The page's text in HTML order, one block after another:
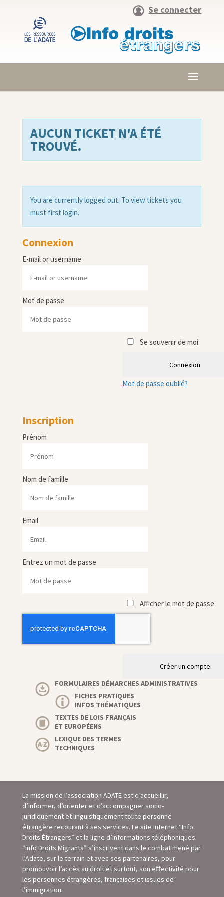
Se connecter
AUCUN TICKET N'A ÉTÉ
TROUVÉ.
You are currently logged out. To view tickets you
must first login.
Connexion
E-mail or username
Mot de passe
Se souvenir de moi
Connexion
Mot de passe oublié?
Inscription
Prénom
Nom de famille
Email
Entrez un mot de passe
Afficher le mot de passe
Créer un compte
FORMULAIRES DÉMARCHES ADMINISTRATIVES
FICHES PRATIQUES
INFOS THÉMATIQUES
TEXTES DE LOIS FRANÇAIS
ET EUROPÉENS
LEXIQUE DES TERMES
TECHNIQUES
La mission de l’association ADATE est d’accueillir,
d’informer, d’orienter et d’accompagner socio-
juridiquement et linguistiquement toute personne
étrangère recourant à ses services. Le site Internet “Info
Droits Étrangers” et la ligne d’informations téléphoniques
“info Droits Migrants” s’inscrivent dans le combat mené par
l’Adate, sur le terrain et avec ses partenaires, pour
promouvoir l’accès au droit et surtout, son eﬀectivité pour
les personnes étrangères, françaises et issues de
l’immigration.